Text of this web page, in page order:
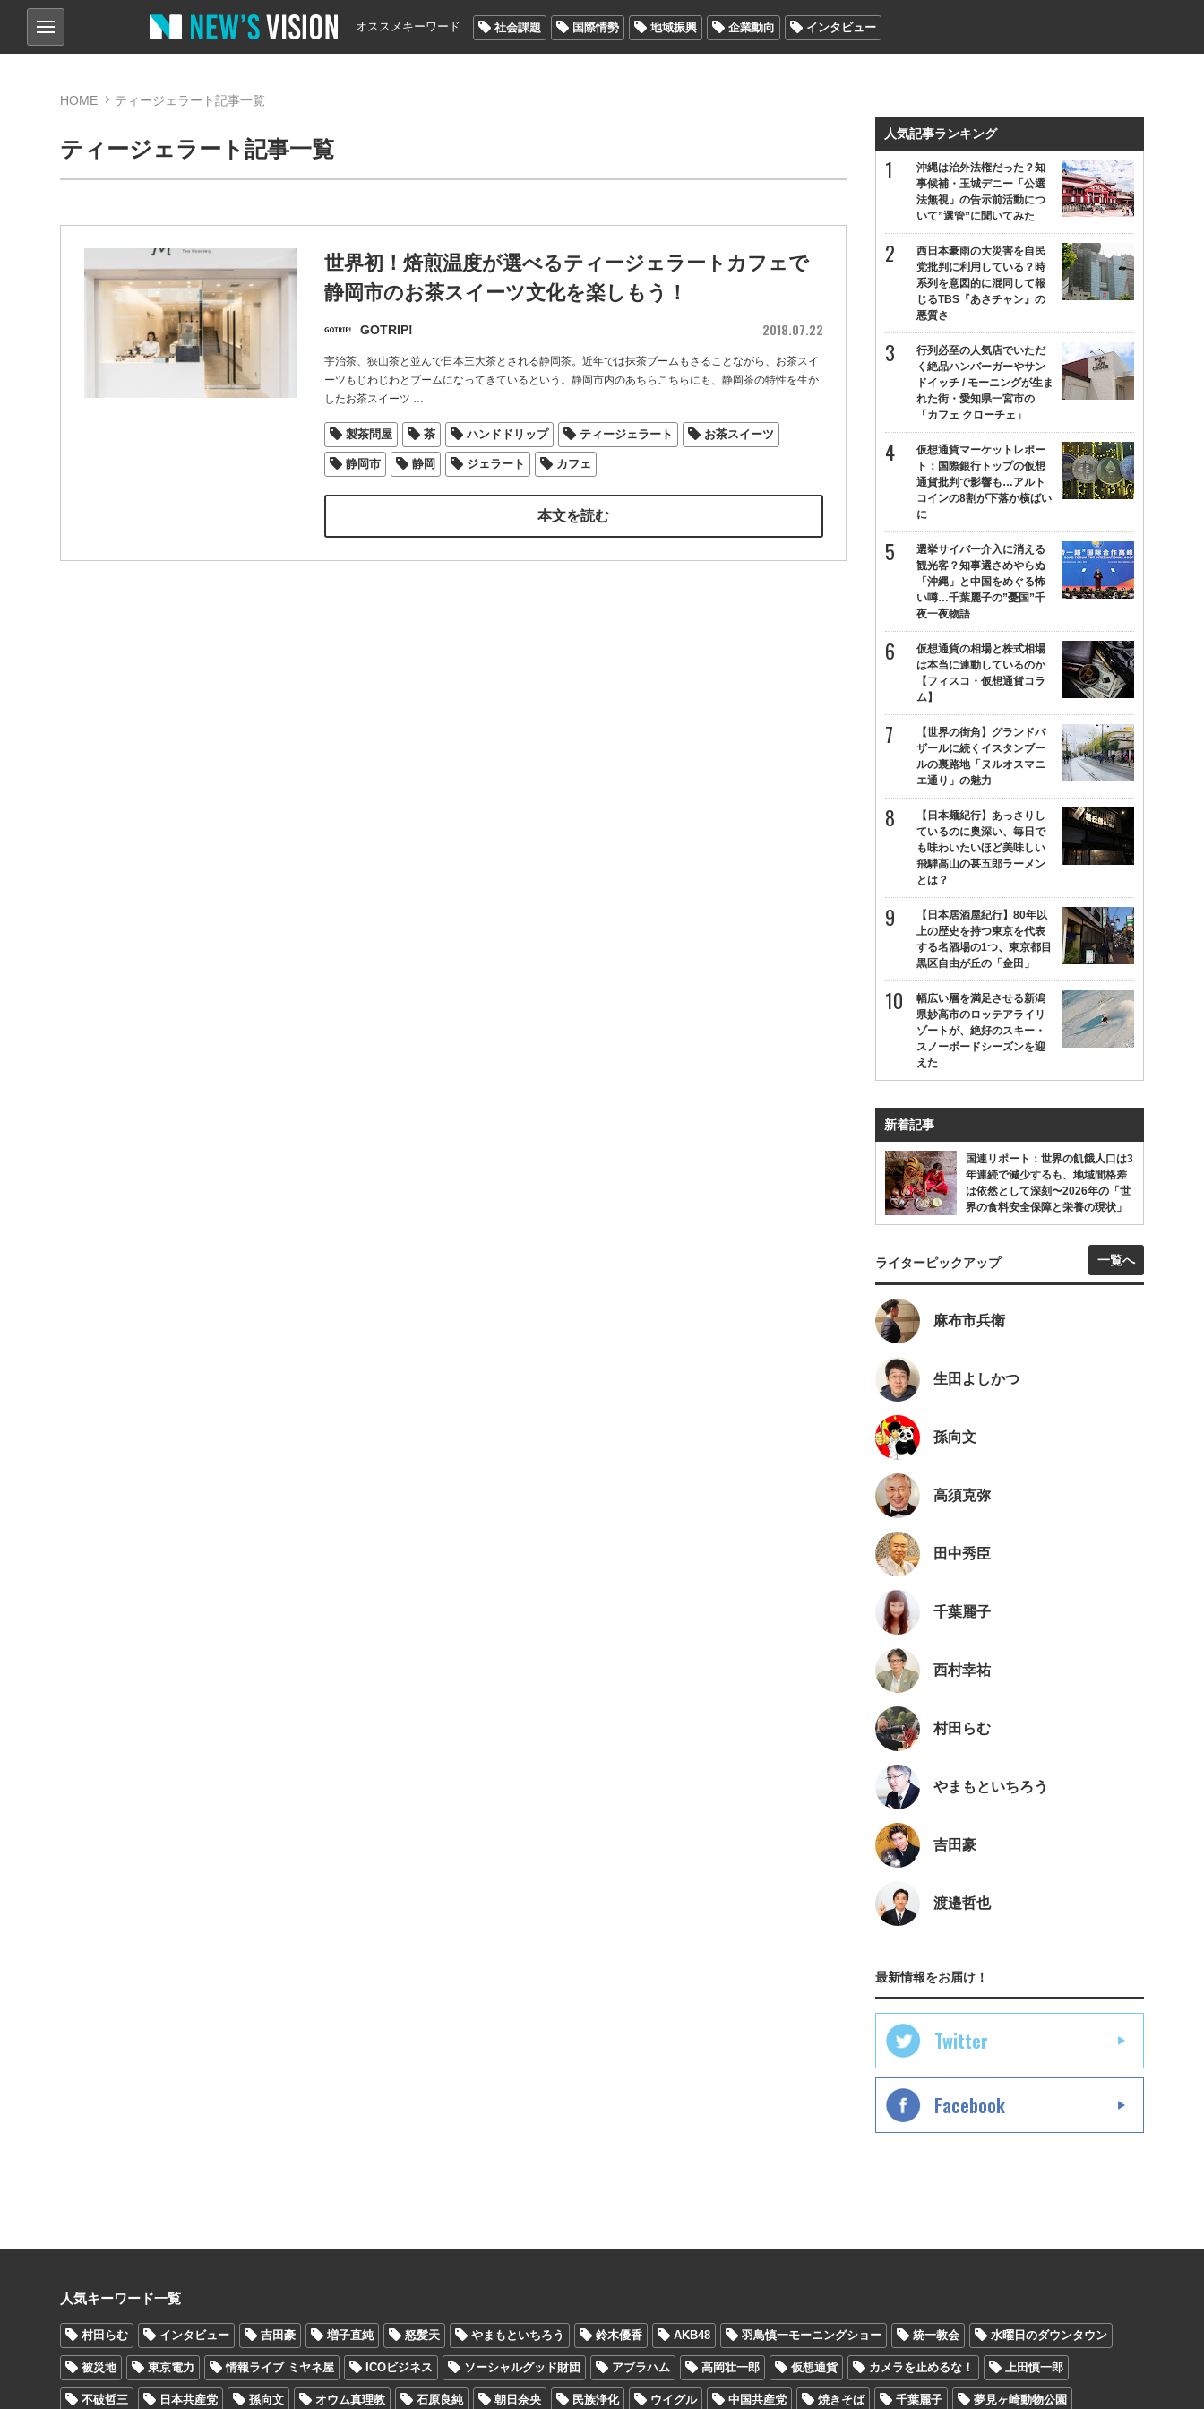
オススメキーワード 社会課題 国際情勢 地域振興 企業動向 インタビュー
HOME ティージェラート記事一覧
ティージェラート記事一覧
世界初！焙煎温度が選べるティージェラートカフェで
静岡市のお茶スイーツ文化を楽しもう！
GOTRIP! 2018.07.22
宇治茶、狭山茶と並んで日本三大茶とされる静岡茶。近年では抹茶ブームもさることながら、お茶スイ
ーツもじわじわとブームになってきているという。静岡市内のあちらこちらにも、静岡茶の特性を生か
したお茶スイーツ …
製茶問屋 茶 ハンドドリップ ティージェラート お茶スイーツ
静岡市 静岡 ジェラート カフェ
本文を読む
人気記事ランキング
沖縄は治外法権だった？知
事候補・玉城デニー「公選
法無視」の告示前活動につ
いて”選管”に聞いてみた
西日本豪雨の大災害を自民
党批判に利用している？時
系列を意図的に混同して報
じるTBS『あさチャン』の
悪質さ
行列必至の人気店でいただ
く絶品ハンバーガーやサン
ドイッチ / モーニングが生ま
れた街・愛知県一宮市の
「カフェ クローチェ」
仮想通貨マーケットレポー
ト：国際銀行トップの仮想
通貨批判で影響も…アルト
コインの8割が下落か横ばい
に
選挙サイバー介入に消える
観光客？知事選さめやらぬ
「沖縄」と中国をめぐる怖
い噂…千葉麗子の”憂国”千
夜一夜物語
仮想通貨の相場と株式相場
は本当に連動しているのか
【フィスコ・仮想通貨コラ
ム】
【世界の街角】グランドバ
ザールに続くイスタンブー
ルの裏路地「ヌルオスマニ
エ通り」の魅力
【日本麺紀行】あっさりし
ているのに奥深い、毎日で
も味わいたいほど美味しい
飛騨高山の甚五郎ラーメン
とは？
【日本居酒屋紀行】80年以
上の歴史を持つ東京を代表
する名酒場の1つ、東京都目
黒区自由が丘の「金田」
幅広い層を満足させる新潟
県妙高市のロッテアライリ
ゾートが、絶好のスキー・
スノーボードシーズンを迎
えた
新着記事
国連リポート：世界の飢餓人口は3
年連続で減少するも、地域間格差
は依然として深刻〜2026年の「世
界の食料安全保障と栄養の現状」
ライターピックアップ 一覧へ
麻布市兵衛
生田よしかつ
孫向文
高須克弥
田中秀臣
千葉麗子
西村幸祐
村田らむ
やまもといちろう
吉田豪
渡邉哲也
最新情報をお届け！
Twitter
Facebook
人気キーワード一覧
村田らむ インタビュー 吉田豪 増子直純 怒髪天 やまもといちろう 鈴木優香 AKB48 羽鳥慎一モーニングショー 統一教会 水曜日のダウンタウン
被災地 東京電力 情報ライブ ミヤネ屋 ICOビジネス ソーシャルグッド財団 アブラハム 高岡壮一郎 仮想通貨 カメラを止めるな！ 上田慎一郎
不破哲三 日本共産党 孫向文 オウム真理教 石原良純 朝日奈央 民族浄化 ウイグル 中国共産党 焼きそば 千葉麗子 夢見ヶ崎動物公園